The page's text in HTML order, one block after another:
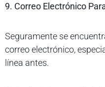
9. Correo Electrónico
Seguramente se
correo electrónico,
línea antes.